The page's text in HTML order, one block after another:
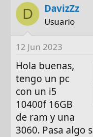
o
r
h
a
d
e
i
D DavizZz
Usuario
12 Jun 2023
Hola buenas,
tengo un pc
con un i5
10400f 16GB
de ram y una
3060. Pasa algo